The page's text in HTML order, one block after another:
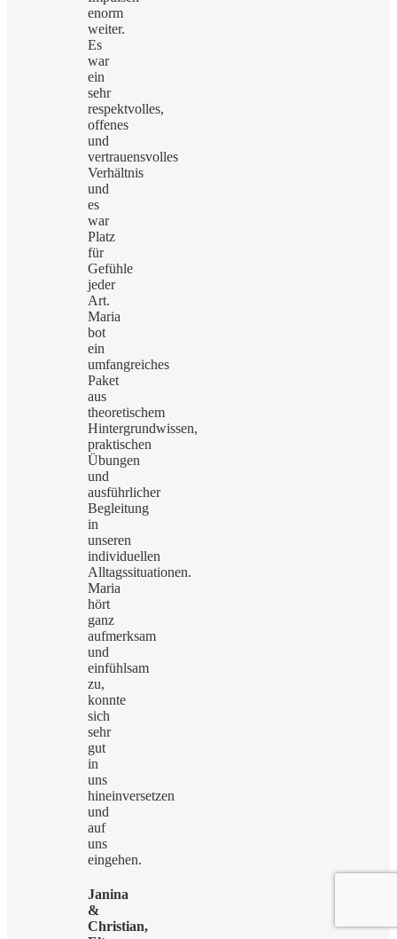
enorm
weiter.
Es
war
ein
sehr
respektvolles,
offenes
und
vertrauensvolles
Verhältnis
und
es
war
Platz
für
Gefühle
jeder
Art.
Maria
bot
ein
umfangreiches
Paket
aus
theoretischem
Hintergrundwissen,
praktischen
Übungen
und
ausführlicher
Begleitung
in
unseren
individuellen
Alltagssituationen.
Maria
hört
ganz
aufmerksam
und
einfühlsam
zu,
konnte
sich
sehr
gut
in
uns
hineinversetzen
und
auf
uns
eingehen.
Janina
&
Christian,